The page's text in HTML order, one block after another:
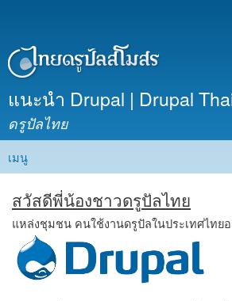
เนื้อหา
แนะนำ Drupal | Drupal
ดรูปัลไทย
Main menu
เมนู
สวัสดีพี่น้องชาวดรูปัลไทย
แหล่งชุมชน คนใช้งานดรูปัลในประเทศไทยอ